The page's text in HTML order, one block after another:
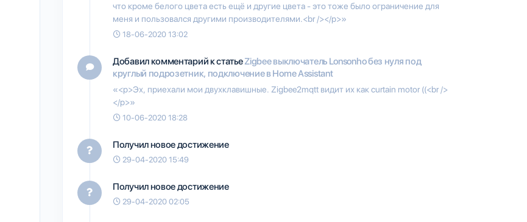
что кроме белого цвета есть ещё и другие цвета - это тоже было ограничение для
меня и пользовался другими производителями.<br /></p>»
18-06-2020 13:02
Добавил комментарий к статьеZigbee выключатель Lonsonho без нуля под
круглый подрозетник, подключение в Home Assistant
«<p>Эх, приехали мои двухклавишные. Zigbee2mqtt видит их как curtain motor ((<br />
</p>»
10-06-2020 18:28
Получил новое достижение
29-04-2020 15:49
Получил новое достижение
29-04-2020 02:05